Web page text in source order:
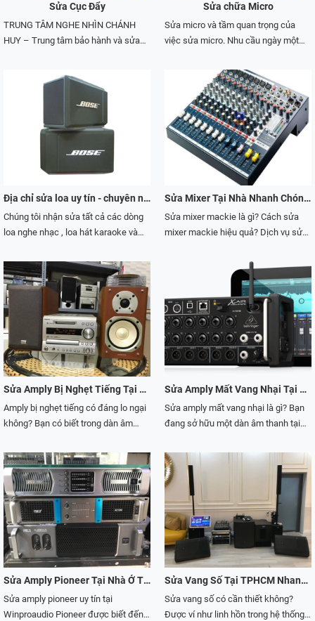
Sửa Cục Đẩy
TRUNG TÂM NGHE NHÌN CHÁNH
HUY – Trung tâm bảo hành và sửa
Yamaha, JD… Với đội ngũ kỹ thuật
sửa chữa nhiều năm kinh nghiệm
giá rất cao về trình độ cũng như các
linh kiện thay thế hiện đại. Chúng tôi
chuyên nhận sửa cục đẩy công suất
đẩy karaoke với giá rẻ, tiết kiệm chi
phí. Liên hệ Hotline 0903601743 để
được tư vấn tốt nhất.
Sửa chữa Micro
Sửa micro và tầm quan trọng của
việc sửa micro. Nhu cầu ngày một
Địa chỉ sửa loa uy tín - chuyên nghiệp tại TP.HCM
Chúng tôi nhận sửa tất cả các dòng
loa nghe nhạc , loa hát karaoke và
nhanh chóng , chính xác và giá cả
luôn luôn hợp lý . Bởi vì chúng tôi luôn
luôn hiểu quý Khách cần gì trong hệ
thống âm thanh của mình Với quá
trình hoạt động nhiều năm trong lĩnh
vực âm thanh và ánh sáng chuyên
nghiệp cam kết quý khách sẽ hài
lòng với những gì mà quý khách sẽ
trãi nghiệm . Ngoài việc phục hồi loa
chúng tôi còn nhận sửa chửa , nâng
cấp , tư vấn mua bán và bảo trì thiết
chính xác , chất lượng và uy tín !!!
Sửa Mixer Tại Nhà Nhanh Chóng, Hiệu Quả
Sửa mixer mackie là gì? Cách sửa
mixer mackie hiệu quả? Dịch vụ sửa
được mở rộng bởi nhu cầu của khách
hàng ngày càng tăng. Công việc này
không giống như bán hàng mà chúng
đòi hỏi sự am hiểu,đam mê. Đặc biệt
phải có kinh nghiệm trong ngành
dịch vụ sửa chữa âm thanh này. Để
có thể xử lý được tất cả các trường
hợp mà khách hàng gặp phải. Trường
hoc cho chúng ta lý thuyết về vận
hành máy móc. Còn kinh nghiệm thì
bạn cần học hỏi và gặp nhiều sự cố
nhân viên kỹ thuật giàu kinh nghiệm
trong việc sửa chữa các thiết bị âm
Sửa Amply Bị Nghẹt Tiếng Tại TP HCM Giá Rẻ, Hiệu Quả
Amply bị nghẹt tiếng có đáng lo ngại
không? Bạn có biết trong dàn âm
trò như thế nào không? Cách sử
dụng amply như thế nào để chúng
phát ra tín hiệu chuẩn nhất? Đây
chính là những câu hỏi được nhiều
khách hàng quan tâm nhất. Nhất là
khi đinh sắm một dàn âm thanh
karaoke. Amply là một trong những
thiết bị âm thanh được giới trẻ sử
dụng rất nhiều. Trong những bữa tiệc
hay những bữa liên hoan để âm
thanh phát ra tốt nhất và sống động
Sửa Amply Mất Vang Nhại Tại TP HCM Uy Tín, Giá Rẻ
Sửa amply mất vang nhại là gì? Bạn
đang sở hữu một dàn âm thanh tại
với sự cố amply bị mất echo. Khi
đang hát hò hay tụ tập với bạn bè, gia
đình mà dàn âm thanh nhà bạn lại
gặp vấn đề. Những lúc như vậy hẳn
sẽ làm cho mọi người mất hứng.
Khiến cho cuộc vui bị gián đoạn bởi
sự xuất hiện lỗi echo từ amply. Việc
các thiết bị điện tử hư hỏng là điều
hết sức bình thường mà hầu như ai
sử dụng cũng gặp phải. Vấn đề
amply bị mất vang nhại hay còn có
Sửa Amply Pioneer Tại Nhà Ở TPHCM
Sửa amply pioneer uy tín tại
Winproaudio Pioneer được biết đến
Sửa Vang Số Tại TPHCM Nhanh Chóng và Hiệu Quả
Sửa vang số có cần thiết không?
Được ví như linh hồn trong hệ thống